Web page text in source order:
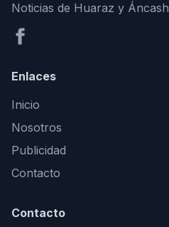
Noticias de Huaraz y Áncash
Enlaces
Inicio
Nosotros
Publicidad
Contacto
Contacto